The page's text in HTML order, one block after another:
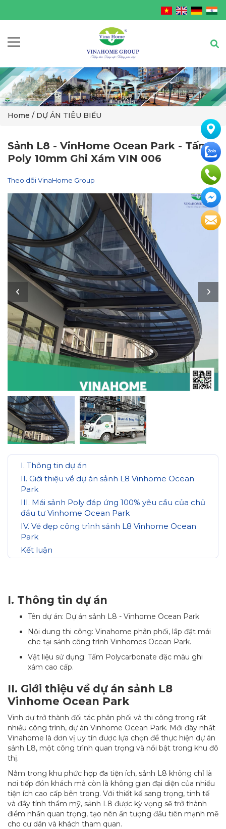
Home / DỰ ÁN TIÊU BIỂU
Sảnh L8 - VinHome Ocean Park - Tấm
Poly 10mm Ghi Xám VIN 006
Theo dõi VinaHome Group
I. Thông tin dự án
II. Giới thiệu về dự án sảnh L8 Vinhome Ocean
Park
III. Mái sảnh Poly đáp ứng 100% yêu cầu của chủ
đầu tư Vinhome Ocean Park
IV. Vẻ đẹp công trình sảnh L8 Vinhome Ocean
Park
Kết luận
I. Thông tin dự án
Tên dự án: Dự án sảnh L8 - Vinhome Ocean Park
Nội dung thi công: Vinahome phân phối, lắp đặt mái
che tại sảnh công trình Vinhomes Ocean Park.
Vật liệu sử dụng: Tấm Polycarbonate đặc màu ghi
xám cao cấp.
II. Giới thiệu về dự án sảnh L8
Vinhome Ocean Park
Vinh dự trở thành đối tác phân phối và thi công trong rất
nhiều công trình, dự án Vinhome Ocean Park. Mới đây nhất
Vinahome là đơn vị uy tín được lựa chọn để thực hiện dự án
sảnh L8, một công trình quan trọng và nổi bật trong khu đô
thị.
Nằm trong khu phức hợp đa tiện ích, sảnh L8 không chỉ là
nơi tiếp đón khách mà còn là không gian đại diện của nhiều
tiện ích cao cấp bên trong. Với thiết kế sang trọng, tinh tế
và đầy tính thẩm mỹ, sảnh L8 được kỳ vọng sẽ trở thành
điểm nhấn quan trọng, tạo nên ấn tượng đầu tiên mạnh mẽ
cho cư dân và khách tham quan.